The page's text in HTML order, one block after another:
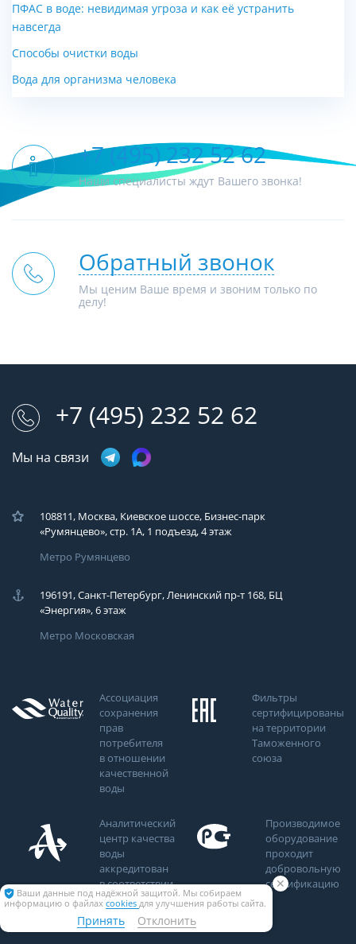
TM.F77B1
Цена по запросу
ПФАС в воде: невидимая угроза и как её устранить
навсегда
Способы очистки воды
Вода для организма человека
+7 (495) 232 52 62
Наши специалисты ждут Вашего звонка!
Обратный звонок
Мы ценим Ваше время и звоним только по
делу!
+7 (495) 232 52 62
Мы на связи
108811, Москва, Киевское шоссе, Бизнес-парк
«Румянцево», стр. 1А, 1 подъезд, 4 этаж
Метро Румянцево
196191, Санкт-Петербург, Ленинский пр-т 168, БЦ
«Энергия», 6 этаж
Метро Московская
Ассоциация
сохранения
прав
потребителя
в отношении
качественной
воды
Фильтры
сертифицированы
на территории
Таможенного
союза
Аналитический
центр качества
воды
аккредитован
в соответствии
ИСО/МЭК
Производимое
оборудование
проходит
добровольную
сертификацию
Ваши данные под надёжной защитой. Мы собираем
информацию о файлах cookies для улучшения работы сайта.
Принять Отклонить
✕